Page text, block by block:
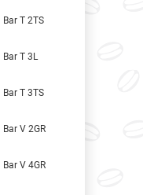
Bar T 2TS
Bar T 3L
Bar T 3TS
Bar V 2GR
Bar V 4GR